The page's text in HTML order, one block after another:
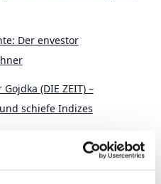
Der envestor
(DIE ZEIT) –
schiefe Indizes